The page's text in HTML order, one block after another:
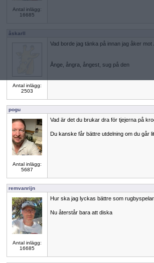
Antal inlägg:
16685
åskarll
Antal inlägg:
2503
Vad borde jag tänka på innan jag åker mot
Ånge, ångra, ångest, sug på den
pogu
Antal inlägg:
5687
Vad är det du brukar dra för tjejerna på
Du kanske får bättre utdelning om du går
remvanrijn
Antal inlägg:
16685
Hur ska jag lyckas bättre som
Nu återstår bara att diska